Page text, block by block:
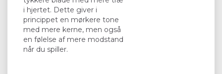
i hjertet. Dette giver i
princippet en mørkere tone
med mere kerne, men også
en følelse af mere modstand
når du spiller.